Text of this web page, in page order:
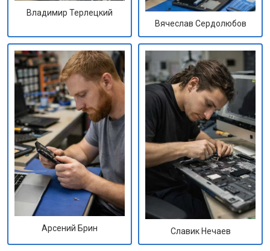
Владимир Терлецкий
Вячеслав Сердолюбов
Арсений Брин Славик Нечаев